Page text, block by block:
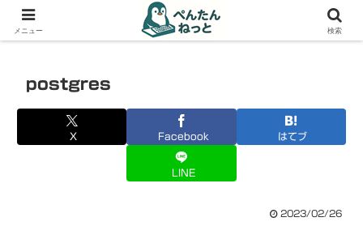
PCやガジェットの備忘録
postgres
X Facebook はてブ
LINE
2023/02/26
メニュー 検索